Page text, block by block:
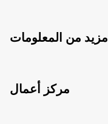
مزيد من المعلومات
مركز أعمال